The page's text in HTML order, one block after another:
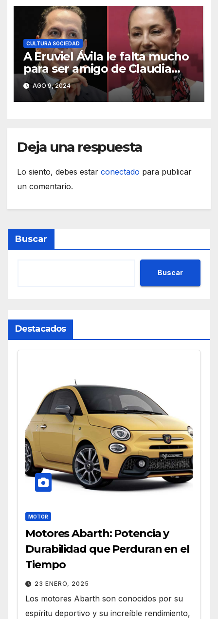
CULTURA SOCIEDAD
A Eruviel Ávila le falta mucho
para ser amigo de Claudia
Sheinbaum
AGO 9, 2024
Deja una respuesta
Lo siento, debes estar conectado para publicar
un comentario.
Buscar
Buscar
Destacados
MOTOR
Motores Abarth: Potencia y
Durabilidad que Perduran en el
Tiempo
23 ENERO, 2025
Los motores Abarth son conocidos por su
espíritu deportivo y su increíble rendimiento,